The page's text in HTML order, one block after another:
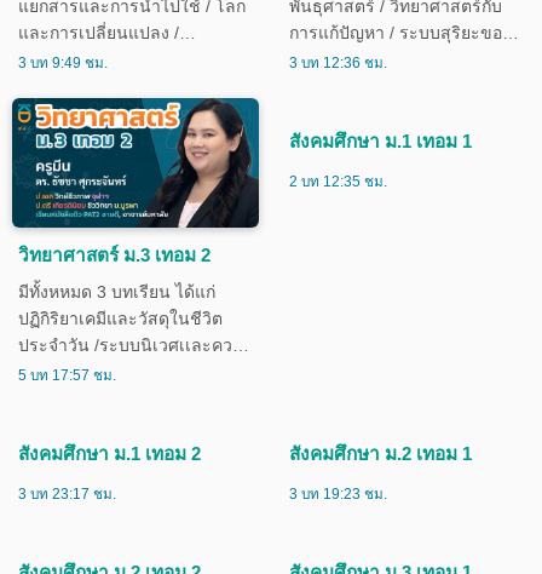
แยกสารและการนำไปใช้ / โลก
และการเปลี่ยนแปลง /
ทรัพยากรพลังงาน : คลื่นและ
3 บท 9:49 ชม.
พันธุศาสตร์ / วิทยาศาสตร์กับ
การแก้ปัญหา / ระบบสุริยะของ
เรา
3 บท 12:36 ชม.
วิทยาศาสตร์ ม.3 เทอม 2
มีทั้งหหมด 3 บทเรียน ได้แก่
ปฏิกิริยาเคมีและวัสดุในชีวิต
ประจำวัน /ระบบนิเวศเเละความ
หลากหลายทางชีวภาพ / ไฟฟ้า
5 บท 17:57 ชม.
สังคมศึกษา ม.1 เทอม 1
2 บท 12:35 ชม.
สังคมศึกษา ม.1 เทอม 2
3 บท 23:17 ชม.
สังคมศึกษา ม.2 เทอม 1